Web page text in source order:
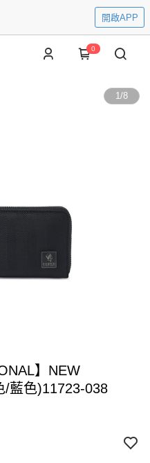
開啟APP
0
1/8
】NEW
/黑色/藍色)11723-038